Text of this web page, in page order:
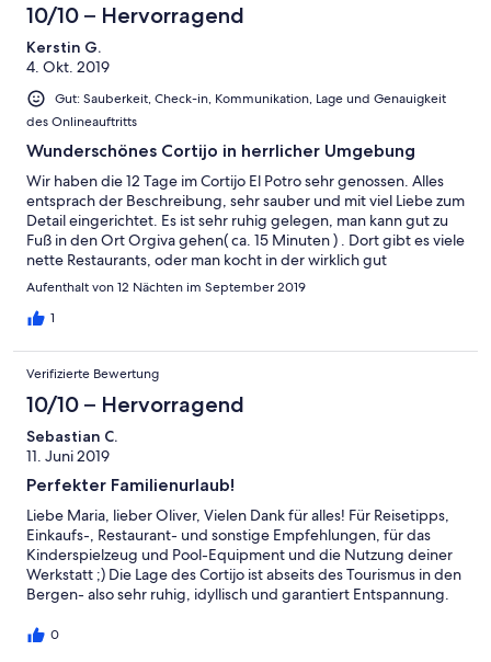
10/10 – Hervorragend
Kerstin G.
4. Okt. 2019
Gut: Sauberkeit, Check-in, Kommunikation, Lage und Genauigkeit
des Onlineauftritts
Wunderschönes Cortijo in herrlicher Umgebung
Wir haben die 12 Tage im Cortijo El Potro sehr genossen. Alles
entsprach der Beschreibung, sehr sauber und mit viel Liebe zum
Detail eingerichtet. Es ist sehr ruhig gelegen, man kann gut zu
Fuß in den Ort Orgiva gehen( ca. 15 Minuten ) . Dort gibt es viele
nette Restaurants, oder man kocht in der wirklich gut
ausgestatteten Küche selbst. Die Einkaufsmöglichkeiten im Ort
sind gut, es gibt Supermärkte, Bioladen, Metzger , Bäcker.....
Orgiva ist kein hübscher Ort, aber man ist weit weg vom
Uns hat es sehr gut gefallen. Sehr guter Ausgangspunkt für
Wanderungen in der Sierra Nevada, Ausflüge nach Granada
oder ans Mittelmeer. Alles ist schnell erreichbar. Unser
Vermieter war sehr umsichtig, immer für uns erreichbar, wenn
wir Fragen hatten. Er hat uns gute Tipps für Ausflüge in die
nähere Umgebung gegeben. Unser Fazit: wer keinen Wert auf
Massentourismus legt und gerne Land und Leute kennenlernen
möchte, der ist hier bestens ausgehoben. Wenn man auf der
Terrasse des Cortijos sitzt fühlt man sich ein kleines bisschen wie
im Paradies.... Danke Oliver, wir können das El Potro nur
weiterempfehlen.....
Aufenthalt von 12 Nächten im September 2019
1
Verifizierte Bewertung
10/10 – Hervorragend
Sebastian C.
11. Juni 2019
Perfekter Familienurlaub!
Liebe Maria, lieber Oliver, Vielen Dank für alles! Für Reisetipps,
Einkaufs-, Restaurant- und sonstige Empfehlungen, für das
Kinderspielzeug und Pool-Equipment und die Nutzung deiner
Werkstatt ;) Die Lage des Cortijo ist abseits des Tourismus in den
Bergen- also sehr ruhig, idyllisch und garantiert Entspannung.
ist man in einer Stunde in Granada, der Sierra Nevada oder auch
0